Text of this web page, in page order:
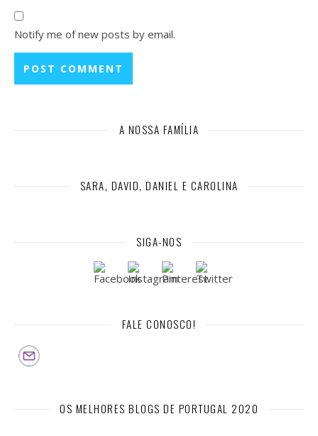
Notify me of new posts by email.
A NOSSA FAMÍLIA
SARA, DAVID, DANIEL E CAROLINA
SIGA-NOS
FALE CONOSCO!
OS MELHORES BLOGS DE PORTUGAL 2020